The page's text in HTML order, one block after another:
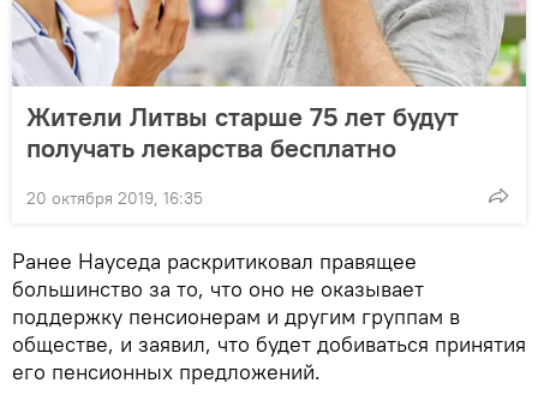
Жители Литвы старше 75 лет будут
получать лекарства бесплатно
20 октября 2019, 16:35
Ранее Науседа раскритиковал правящее
большинство за то, что оно не оказывает
поддержку пенсионерам и другим группам в
обществе, и заявил, что будет добиваться принятия
его пенсионных предложений.